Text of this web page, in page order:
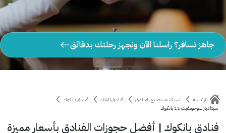
جاهز تسافر؟ راسلنا الآن ونجهز رحلتك بدقائق
الرئيسية استكشف جميع الفنادق فنادق تايلاند
فنادق بانكوك
سيتادينز سوخومفيت 11 بانكوك
فنادق بانكوك | أفضل حجوزات الفنادق بأسعار مميزة